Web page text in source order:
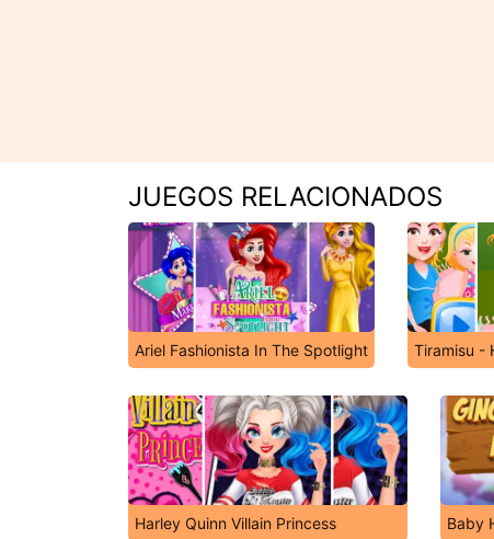
JUEGOS RELACIONADOS
Ariel Fashionista In The Spotlight Tiramisu -
Harley Quinn Villain Princess Baby